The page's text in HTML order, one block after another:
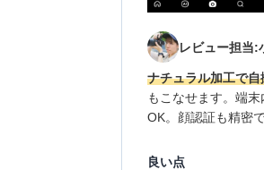
レビュー担当:
ナチュラル加工で
もこなせます。端
OK。顔認証も精密
良い点